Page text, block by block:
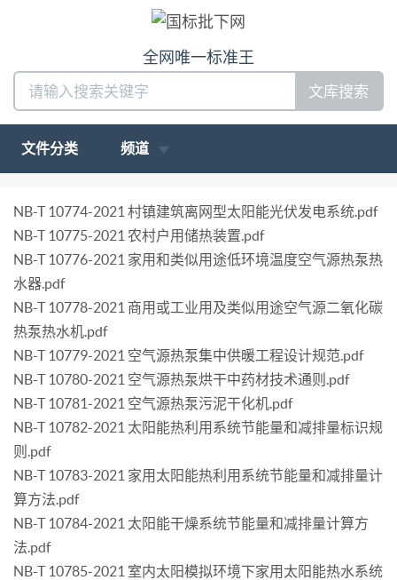
全网唯一标准王
文库搜索
文件分类 频道
NB-T 10774-2021 村镇建筑离网型太阳能光伏发电系统.pdf
NB-T 10775-2021 农村户用储热装置.pdf
NB-T 10776-2021 家用和类似用途低环境温度空气源热泵热
水器.pdf
NB-T 10778-2021 商用或工业用及类似用途空气源二氧化碳
热泵热水机.pdf
NB-T 10779-2021 空气源热泵集中供暖工程设计规范.pdf
NB-T 10780-2021 空气源热泵烘干中药材技术通则.pdf
NB-T 10781-2021 空气源热泵污泥干化机.pdf
NB-T 10782-2021 太阳能热利用系统节能量和减排量标识规
则.pdf
NB-T 10783-2021 家用太阳能热利用系统节能量和减排量计
算方法.pdf
NB-T 10784-2021 太阳能干燥系统节能量和减排量计算方
法.pdf
NB-T 10785-2021 室内太阳模拟环境下家用太阳能热水系统